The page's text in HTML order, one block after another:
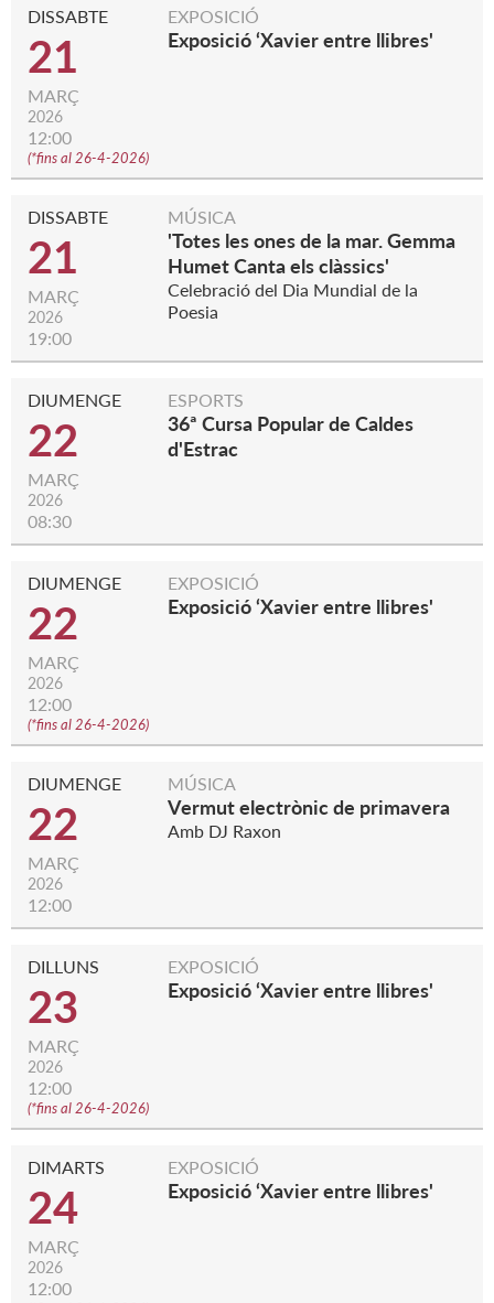
DISSABTE
21
MARÇ
2026
12:00
(*fins al 26-4-2026)
EXPOSICIÓ
Exposició ‘Xavier entre llibres'
DISSABTE
21
MARÇ
2026
19:00
MÚSICA
'Totes les ones de la mar. Gemma
Humet Canta els clàssics'
Celebració del Dia Mundial de la
Poesia
DIUMENGE
22
MARÇ
2026
08:30
ESPORTS
36ª Cursa Popular de Caldes
d'Estrac
DIUMENGE
22
MARÇ
2026
12:00
(*fins al 26-4-2026)
EXPOSICIÓ
Exposició ‘Xavier entre llibres'
DIUMENGE
22
MARÇ
2026
12:00
MÚSICA
Vermut electrònic de primavera
Amb DJ Raxon
DILLUNS
23
MARÇ
2026
12:00
(*fins al 26-4-2026)
EXPOSICIÓ
Exposició ‘Xavier entre llibres'
DIMARTS
24
MARÇ
2026
12:00
EXPOSICIÓ
Exposició ‘Xavier entre llibres'